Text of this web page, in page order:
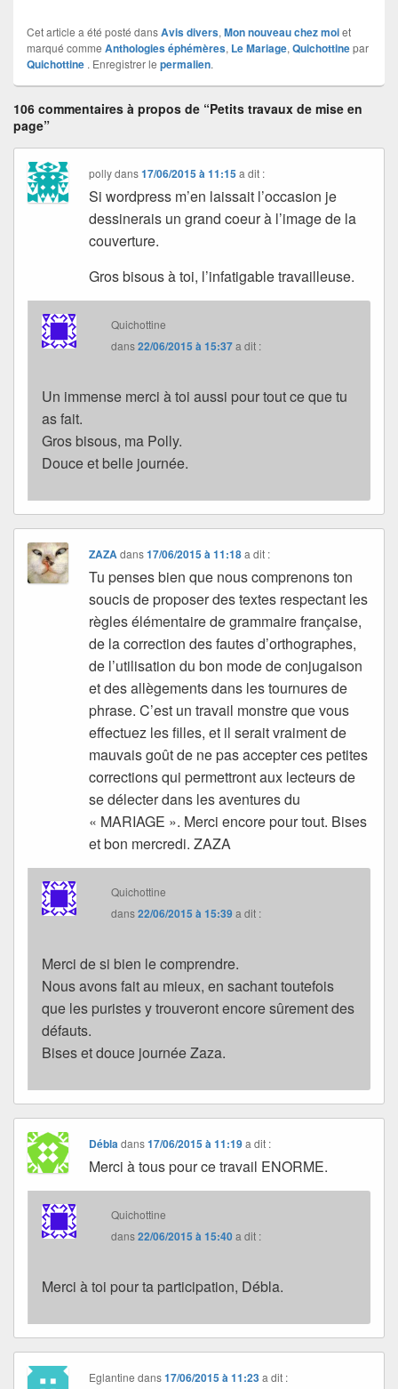
Cet article a été posté dansAvis divers, Mon nouveau chez moiet
marqué comme Anthologies éphémères, Le Mariage, Quichottinepar
Quichottine . Enregistrer le permalien.
106 commentaires à propos de “Petits travaux de mise en
page”
pollydans17/06/2015 à 11:15 a dit :
Si wordpress m’en laissait l’occasion je
dessinerais un grand coeur à l’image de la
couverture.
Gros bisous à toi, l’infatigable travailleuse.
Quichottine
dans22/06/2015 à 15:37a dit :
Un immense merci à toi aussi pour tout ce que tu
as fait.
Gros bisous, ma Polly.
Douce et belle journée.
ZAZAdans17/06/2015 à 11:18 a dit :
Tu penses bien que nous comprenons ton
soucis de proposer des textes respectant les
règles élémentaire de grammaire française,
de la correction des fautes d’orthographes,
de l’utilisation du bon mode de conjugaison
et des allègements dans les tournures de
phrase. C’est un travail monstre que vous
effectuez les filles, et il serait vraiment de
mauvais goût de ne pas accepter ces petites
corrections qui permettront aux lecteurs de
se délecter dans les aventures du
« MARIAGE ». Merci encore pour tout. Bises
et bon mercredi. ZAZA
Quichottine
dans22/06/2015 à 15:39a dit :
Merci de si bien le comprendre.
Nous avons fait au mieux, en sachant toutefois
que les puristes y trouveront encore sûrement des
défauts.
Bises et douce journée Zaza.
Débladans17/06/2015 à 11:19 a dit :
Merci à tous pour ce travail ENORME.
Quichottine
dans22/06/2015 à 15:40a dit :
Merci à toi pour ta participation, Débla.
Eglantine dans17/06/2015 à 11:23 a dit :